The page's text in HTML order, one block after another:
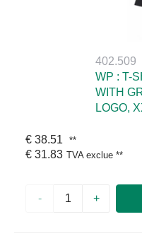
402.509
WP : T-
WITH
LOGO,
€ 38.51 **
€ 31.83 TVA exclue **
- +